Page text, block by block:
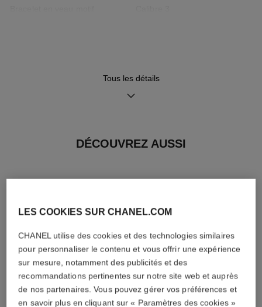
Tous les détails
DÉCOUVREZ AUSSI
LES COOKIES SUR CHANEL.COM
CHANEL utilise des cookies et des technologies similaires
pour personnaliser le contenu et vous offrir une expérience
sur mesure, notamment des publicités et des
recommandations pertinentes sur notre site web et auprès
de nos partenaires. Vous pouvez gérer vos préférences et
en savoir plus en cliquant sur « Paramètres des cookies »